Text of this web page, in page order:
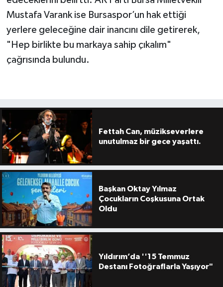
Mustafa Varank ise Bursaspor’un hak ettiği
yerlere geleceğine dair inancını dile getirerek,
"Hep birlikte bu markaya sahip çıkalım"
çağrısında bulundu.
Fettah Can, müzikseverlere
unutulmaz bir gece yaşattı.
Başkan Oktay Yılmaz
Çocukların Coşkusuna Ortak
Oldu
Yıldırım’da ''15 Temmuz
Destanı Fotoğraflarla Yaşıyor"